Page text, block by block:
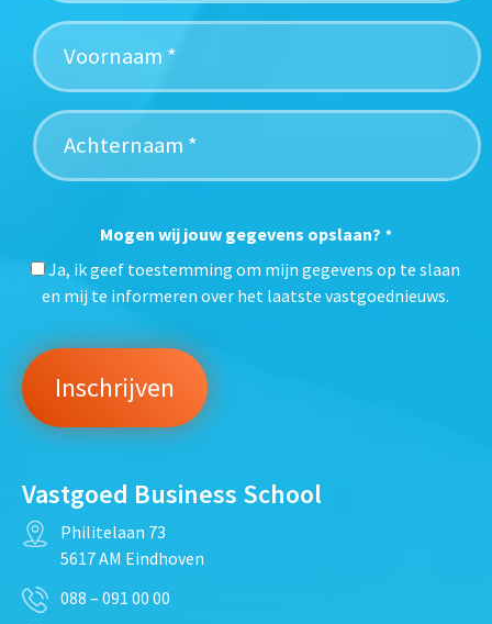
Mogen wij jouw gegevens opslaan? *
Ja, ik geef toestemming om mijn gegevens op te slaan
en mij te informeren over het laatste vastgoednieuws.
Vastgoed Business School
Philitelaan 73
5617 AM Eindhoven
088 – 091 00 00